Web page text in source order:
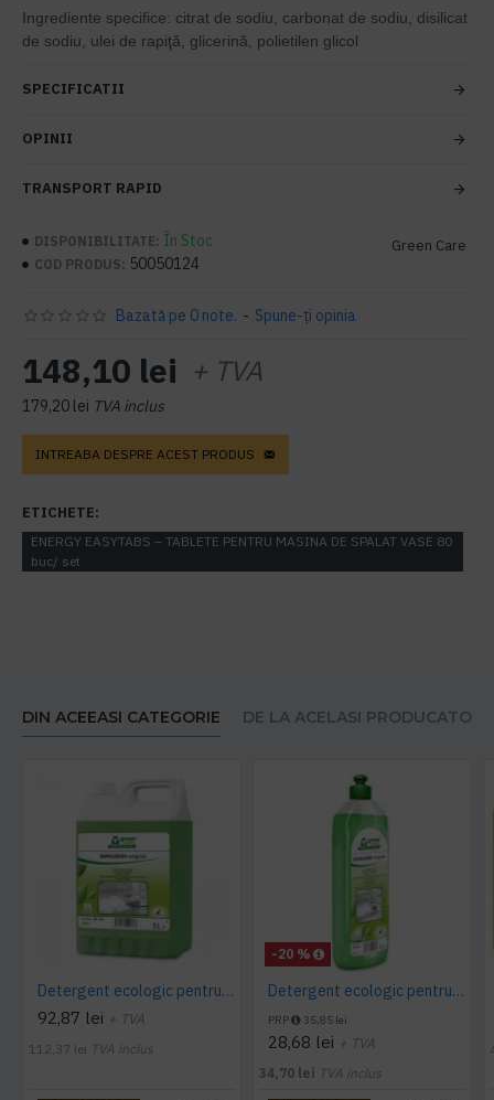
Ingrediente specifice: citrat de sodiu, carbonat de sodiu, disilicat
de sodiu, ulei de rapiţă, glicerină, polietilen glicol
SPECIFICATII
OPINII
TRANSPORT RAPID
DISPONIBILITATE: În Stoc
COD PRODUS: 50050124
Green Care
Bazată pe 0 note. - Spune-ţi opinia
148,10 lei + TVA
179,20 lei TVA inclus
INTREABA DESPRE ACEST PRODUS
ETICHETE:
ENERGY EASYTABS – TABLETE PENTRU MASINA DE SPALAT VASE 80
buc/ set
DIN ACEEASI CATEGORIE DE LA ACELASI PRODUCATOR
Detergent ecologic pentru vase, MANUDISH original, 5L
92,87 lei + TVA
112,37 lei TVA inclus
-20 %
Detergent ecologic pentru vase, MANUDISH original, 1L
PRP 35,85 lei
28,68 lei + TVA
34,70 lei TVA inclus